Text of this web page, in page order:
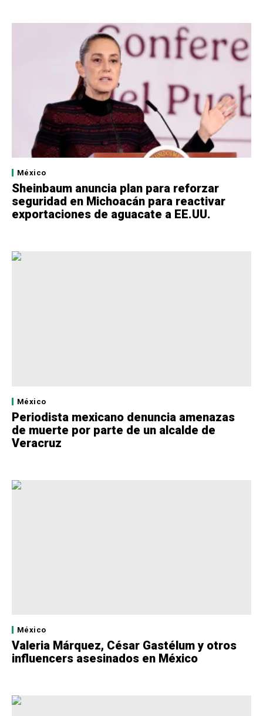
México
Sheinbaum anuncia plan para reforzar
seguridad en Michoacán para reactivar
exportaciones de aguacate a EE.UU.
México
Periodista mexicano denuncia amenazas
de muerte por parte de un alcalde de
Veracruz
México
Valeria Márquez, César Gastélum y otros
influencers asesinados en México